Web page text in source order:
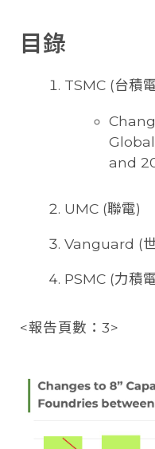
目錄
TSMC (台積
and
UMC (聯電)
Vanguard (
PSMC (力積
<報告頁數：3>